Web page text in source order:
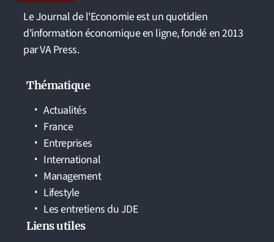
Le Journal de l'Economie est un quotidien
d'information économique en ligne, fondé en 2013
par VA Press.
Thématique
Actualités
France
Entreprises
International
Management
Lifestyle
Les entretiens du JDE
Liens utiles